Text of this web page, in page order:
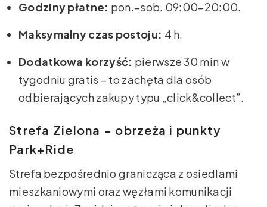
Godziny płatne: pon.–sob. 09:00–20:00.
Maksymalny czas postoju: 4 h.
Dodatkowa korzyść: pierwsze 30 min w
tygodniu gratis – to zachęta dla osób
odbierających zakupy typu „click&collect”.
Strefa Zielona – obrzeża i punkty
Park+Ride
Strefa bezpośrednio granicząca z osiedlami
mieszkaniowymi oraz węzłami komunikacji